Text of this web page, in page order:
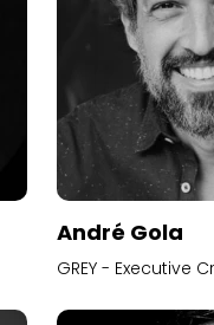
André Gola
GREY - Executive